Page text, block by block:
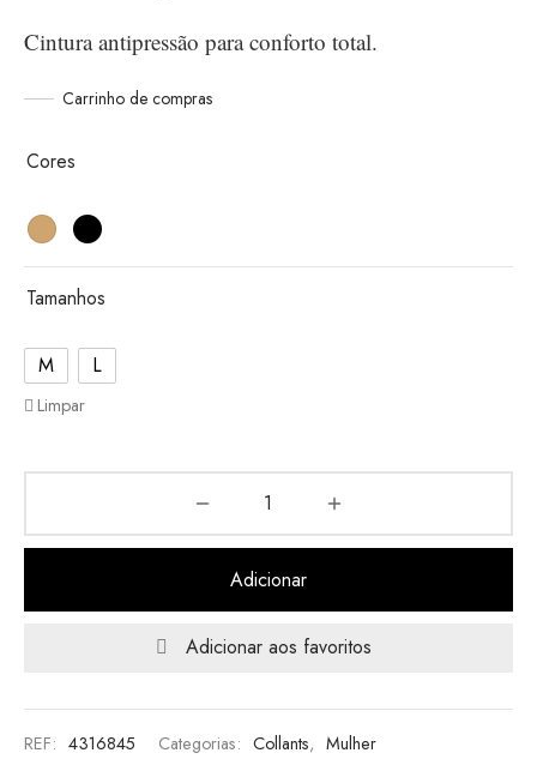
Cintura antipressão para conforto total.
Carrinho de compras
Cores
Tamanhos
M L
Limpar
Adicionar
Adicionar aos favoritos
REF: 4316845 Categorias: Collants, Mulher